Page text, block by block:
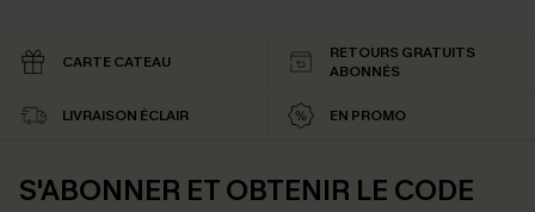
CARTE CATEAU
RETOURS GRATUITS
ABONNÉS
LIVRAISON ÉCLAIR EN PROMO
S'ABONNER ET OBTENIR LE CODE